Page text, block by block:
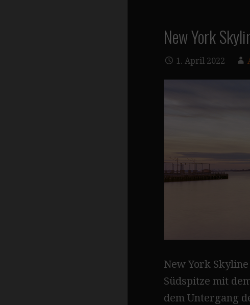
New York
1. April 2022
New York
Südspitze mit
dem Untergang